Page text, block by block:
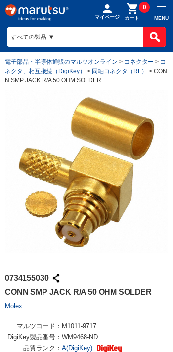
マイページ カート
0
MENU
電子部品・半導体通販のマルツオンライン > コネクター > コ
ネクタ、相互接続（DigiKey）
> 同軸コネクタ（RF）
> CON
N SMP JACK R/A 50 OHM SOLDER
0734155030
CONN SMP JACK R/A 50 OHM SOLDER
Molex
マルツコード： M1011-9717
DigiKey製品番号： WM9468-ND
品質ランク： A(DigiKey)